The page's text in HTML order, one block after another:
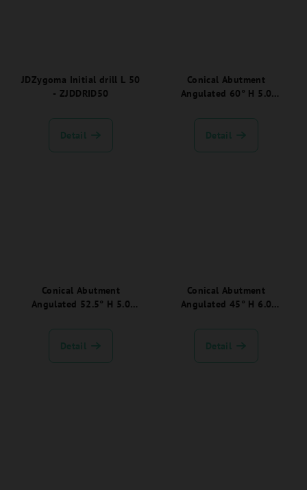
JDZygoma Initial drill L 50
- ZJDDRID50
Detail
Conical Abutment
Angulated 60° H 5.0
EVCA6050C:
Detail
Conical Abutment
Angulated 52.5° H 5.0
EVCA5250C:
Detail
Conical Abutment
Angulated 45° H 6.0
EVCA4560C:
Detail